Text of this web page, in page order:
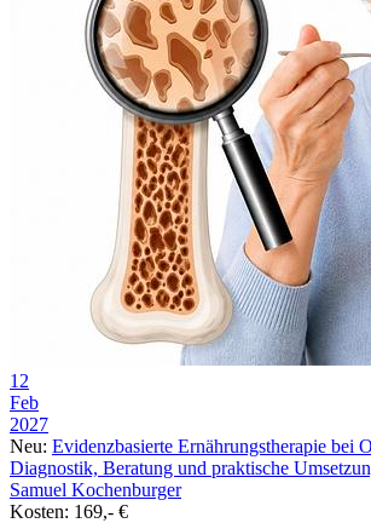
12
Feb
2027
Neu: Evidenzbasierte Ernährungstherapie bei
Diagnostik, Beratung und praktische
Samuel Kochenburger
Kosten: 169,- €